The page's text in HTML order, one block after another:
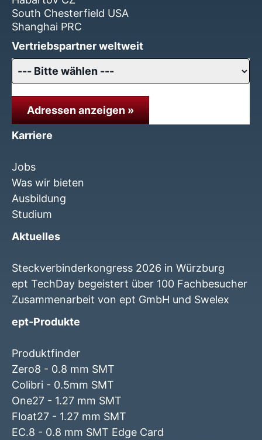
South Chesterfield USA
Shanghai PRC
Vertriebspartner weltweit
Adressen anzeigen »
Karriere
Jobs
Was wir bieten
Ausbildung
Studium
Aktuelles
Steckverbinderkongress 2026 in Würzburg
ept TechDay begeistert über 100 Fachbesucher
Zusammenarbeit von ept GmbH und Swelex
ept-Produkte
Produktfinder
Zero8 - 0.8 mm SMT
Colibri - 0.5mm SMT
One27 - 1.27 mm SMT
Float27 - 1.27 mm SMT
EC.8 - 0.8 mm SMT Edge Card